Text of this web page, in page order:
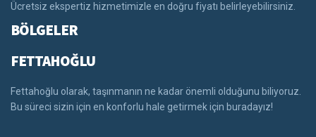
Ücretsiz ekspertiz hizmetimizle en doğru fiyatı belirleyebilirsiniz.
BÖLGELER
FETTAHOĞLU
Fettahoğlu olarak, taşınmanın ne kadar önemli olduğunu biliyoruz.
Bu süreci sizin için en konforlu hale getirmek için buradayız!